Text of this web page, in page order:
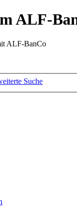
ALF-
ALF-BanCo
Suche